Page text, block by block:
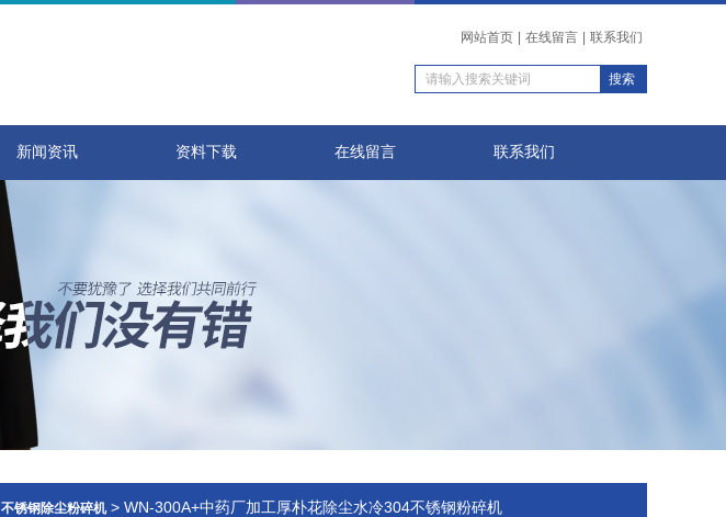
网站首页 在线留言 联系我们
新闻资讯 资料下载 在线留言 联系我们
不锈钢除尘粉碎机> WN-300A+中药厂加工厚朴花除尘水冷304不锈钢粉碎机